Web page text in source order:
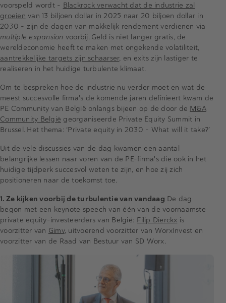
voorspeld wordt – Blackrock verwacht dat de industrie zal
groeien van 13 biljoen dollar in 2025 naar 20 biljoen dollar in
2030 – zijn de dagen van makkelijk rendement verdienen via
multiple expansion voorbij. Geld is niet langer gratis, de
wereldeconomie heeft te maken met ongekende volatiliteit,
aantrekkelijke targets zijn schaarser, en exits zijn lastiger te
realiseren in het huidige turbulente klimaat.
Om te bespreken hoe de industrie nu verder moet en wat de
meest succesvolle firma's de komende jaren definieert kwam de
PE Community van België onlangs bijeen op de door de M&A
Community België georganiseerde Private Equity Summit in
Brussel. Het thema: ‘Private equity in 2030 – What will it take?’
Uit de vele discussies van de dag kwamen een aantal
belangrijke lessen naar voren van de PE-firma's die ook in het
huidige tijdperk succesvol weten te zijn, en hoe zij zich
positioneren naar de toekomst toe.
1. Ze kijken voorbij de turbulentie van vandaag De dag
begon met een keynote speech van één van de voornaamste
private equity-investeerders van België: Filip Dierckx is
voorzitter van Gimv, uitvoerend voorzitter van WorxInvest en
voorzitter van de Raad van Bestuur van SD Worx.